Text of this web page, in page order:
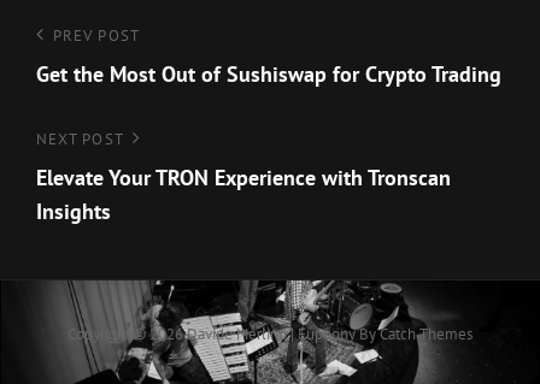
Navigazione
articoli
Previous
Post
PREV POST
Get the Most Out of Sushiswap for Crypto Trading
Next
Post
NEXT POST
Elevate Your TRON Experience with Tronscan
Insights
Copyright © 2026Davide Merlino|Euphony ByCatch Themes